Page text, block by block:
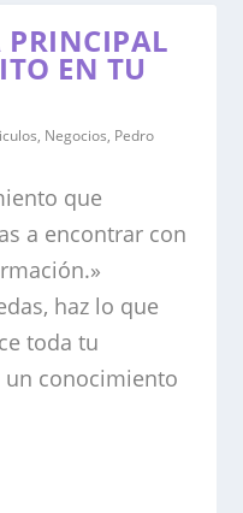
PRINCIPAL
EN TU
, Negocios, Pedro
que
a encontrar con
haz lo que
toda tu
un conocimiento